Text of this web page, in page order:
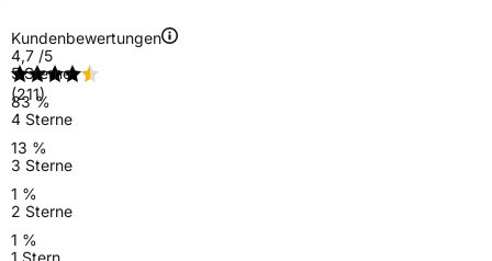
Kundenbewertungen
4,7 /5
(211)
5 Sterne
83 %
4 Sterne
13 %
3 Sterne
1 %
2 Sterne
1 %
1 Stern